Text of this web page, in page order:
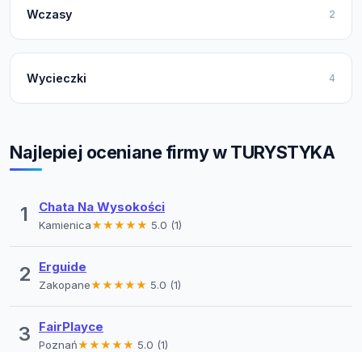
Wczasy 2
Wycieczki 4
Najlepiej oceniane firmy w TURYSTYKA
1 Chata Na Wysokości
Kamienica★★★★★ 5.0 (1)
2 Erguide
Zakopane★★★★★ 5.0 (1)
3 FairPlayce
Poznań★★★★★ 5.0 (1)